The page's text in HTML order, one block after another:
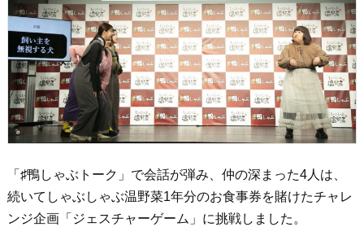
「♯鴨しゃぶトーク」で会話が弾み、仲の深まった4人は、
続いてしゃぶしゃぶ温野菜1年分のお食事券を賭けたチャレ
ンジ企画「ジェスチャーゲーム」に挑戦しました。